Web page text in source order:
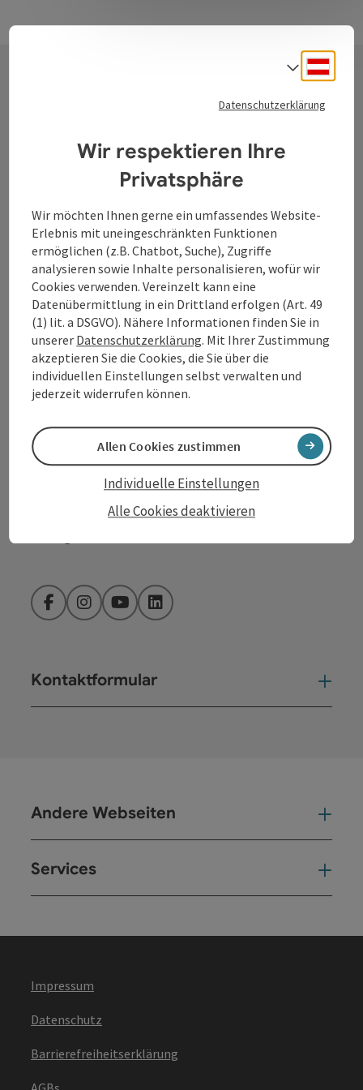
Tourismusverband Donauregion
WGD Donau Oberösterreich Tourismus
GmbH
Lindengasse 9
4040 Linz
+43 732 7277 - 888
info@donauregion.at
Fax: +43 732 7277 - 804
Öffnungszeiten:
Montag – Donnerstag: 8–12 Uhr und 13–16 Uhr
FacebookInstagramYouTubeLinkedIn
Kontaktformular
Andere Webseiten
Services
Impressum
Datenschutz
Barrierefreiheitserklärung
Datenschutzerklärung
Wir respektieren Ihre
Privatsphäre
Wir möchten Ihnen gerne ein umfassendes Website-
Erlebnis mit uneingeschränkten Funktionen
ermöglichen (z.B. Chatbot, Suche), Zugriffe
analysieren sowie Inhalte personalisieren, wofür wir
Cookies verwenden. Vereinzelt kann eine
Datenübermittlung in ein Drittland erfolgen (Art. 49
(1) lit. a DSGVO). Nähere Informationen finden Sie in
unserer Datenschutzerklärung. Mit Ihrer Zustimmung
akzeptieren Sie die Cookies, die Sie über die
individuellen Einstellungen selbst verwalten und
jederzeit widerrufen können.
Alle Cookies deaktivieren
Individuelle Einstellungen
Allen Cookies zustimmen